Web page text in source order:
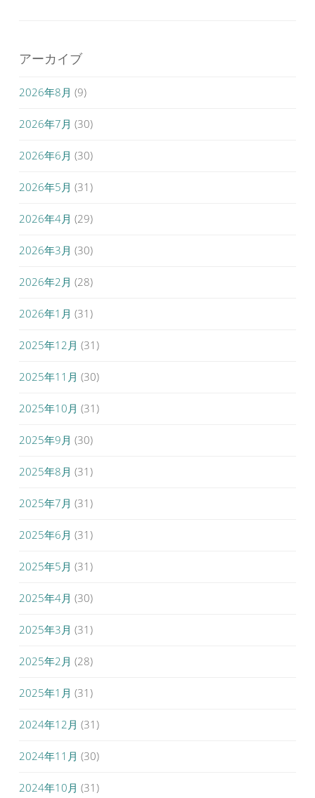
アーカイブ
2026年8月 (9)
2026年7月 (30)
2026年6月 (30)
2026年5月 (31)
2026年4月 (29)
2026年3月 (30)
2026年2月 (28)
2026年1月 (31)
2025年12月 (31)
2025年11月 (30)
2025年10月 (31)
2025年9月 (30)
2025年8月 (31)
2025年7月 (31)
2025年6月 (31)
2025年5月 (31)
2025年4月 (30)
2025年3月 (31)
2025年2月 (28)
2025年1月 (31)
2024年12月 (31)
2024年11月 (30)
2024年10月 (31)